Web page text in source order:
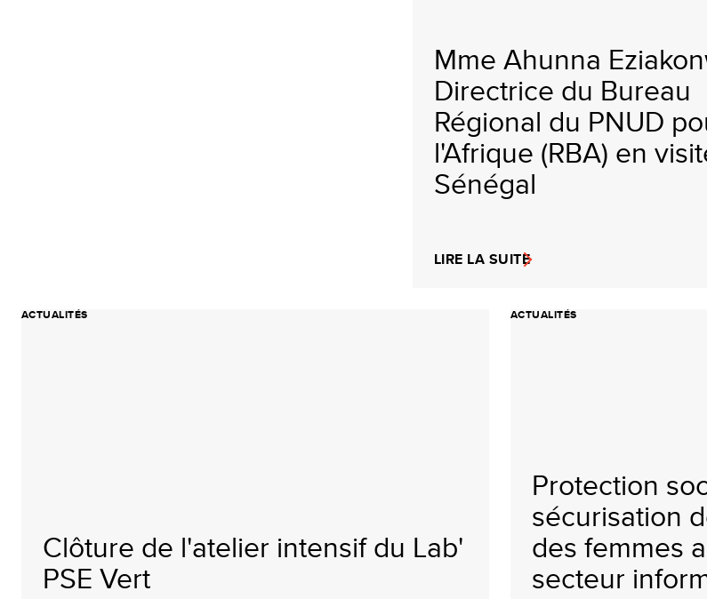
Mme Ahunna
Directrice du Bureau
Régional du PNUD
l'Afrique (RBA) en
Sénégal
LIRE LA SUITE
ACTUALITÉS
Clôture de l'atelier intensif du Lab'
PSE Vert
ACTUALITÉS
Protection
sécurisation
des femmes
secteur